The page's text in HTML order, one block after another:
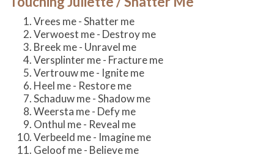
Vrees me - Shatter me
Verwoest me - Destroy me
Breek me - Unravel me
Versplinter me - Fracture me
Vertrouw me - Ignite me
Heel me - Restore me
Schaduw me - Shadow me
Weersta me - Defy me
Onthul me - Reveal me
Verbeeld me - Imagine me
Geloof me - Believe me